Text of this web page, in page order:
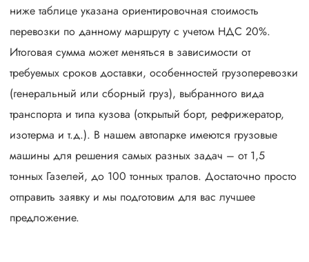
ниже таблице указана ориентировочная стоимость
перевозки по данному маршруту с учетом НДС 20%.
Итоговая сумма может меняться в зависимости от
требуемых сроков доставки, особенностей грузоперевозки
(генеральный или сборный груз), выбранного вида
транспорта и типа кузова (открытый борт, рефрижератор,
изотерма и т.д.). В нашем автопарке имеются грузовые
машины для решения самых разных задач – от 1,5
тонных Газелей, до 100 тонных тралов. Достаточно просто
отправить заявку и мы подготовим для вас лучшее
предложение.